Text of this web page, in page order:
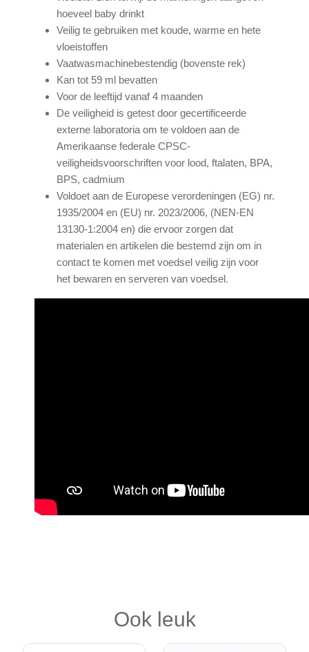
hoeveel baby drinkt
Veilig te gebruiken met koude, warme en hete
vloeistoffen
Vaatwasmachinebestendig (bovenste rek)
Kan tot 59 ml bevatten
Voor de leeftijd vanaf 4 maanden
De veiligheid is getest door gecertificeerde
externe laboratoria om te voldoen aan de
Amerikaanse federale CPSC-
veiligheidsvoorschriften voor lood, ftalaten, BPA,
BPS, cadmium
Voldoet aan de Europese verordeningen (EG) nr.
1935/2004 en (EU) nr. 2023/2006, (NEN-EN
13130-1:2004 en) die ervoor zorgen dat
materialen en artikelen die bestemd zijn om in
contact te komen met voedsel veilig zijn voor
het bewaren en serveren van voedsel.
Ook leuk